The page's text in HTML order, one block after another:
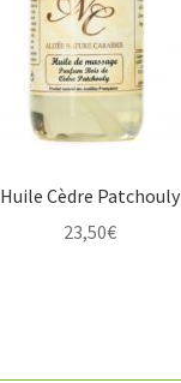
Huile Cèdre Patchouly
23,50€